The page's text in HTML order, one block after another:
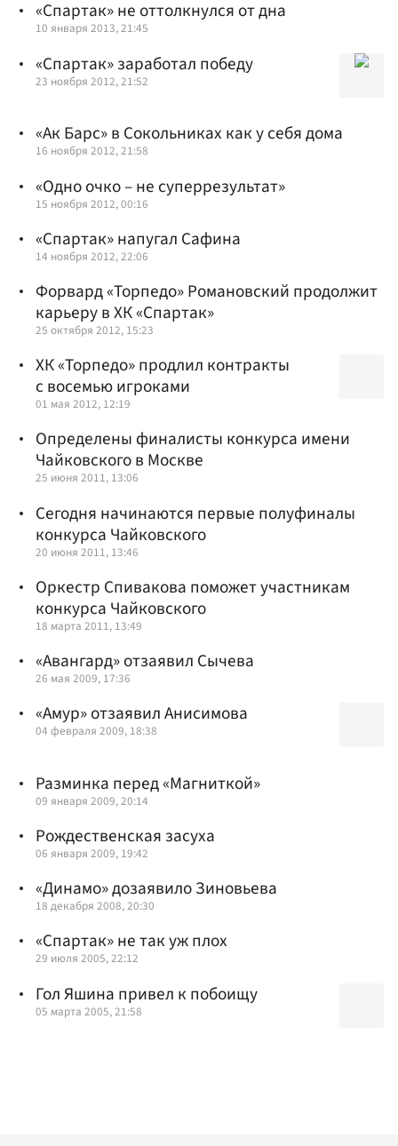
«Спартак» не оттолкнулся от дна
10 января 2013, 21:45
«Спартак» заработал победу
23 ноября 2012, 21:52
«Ак Барс» в Сокольниках как у себя дома
16 ноября 2012, 21:58
«Одно очко – не суперрезультат»
15 ноября 2012, 00:16
«Спартак» напугал Сафина
14 ноября 2012, 22:06
Форвард «Торпедо» Романовский продолжит
карьеру в ХК «Спартак»
25 октября 2012, 15:23
ХК «Торпедо» продлил контракты
с восемью игроками
01 мая 2012, 12:19
Определены финалисты конкурса имени
Чайковского в Москве
25 июня 2011, 13:06
Сегодня начинаются первые полуфиналы
конкурса Чайковского
20 июня 2011, 13:46
Оркестр Спивакова поможет участникам
конкурса Чайковского
18 марта 2011, 13:49
«Авангард» отзаявил Сычева
26 мая 2009, 17:36
«Амур» отзаявил Анисимова
04 февраля 2009, 18:38
Разминка перед «Магниткой»
09 января 2009, 20:14
Рождественская засуха
06 января 2009, 19:42
«Динамо» дозаявило Зиновьева
18 декабря 2008, 20:30
«Спартак» не так уж плох
29 июля 2005, 22:12
Гол Яшина привел к побоищу
05 марта 2005, 21:58